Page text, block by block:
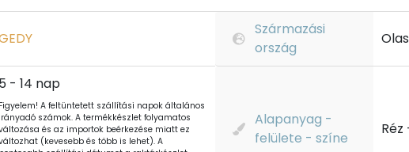
Származási
ország
5 - 14 nap
Figyelem! A feltüntetett szállítási napok általános
számok. A termékkészlet folyamatos
és az importok beérkezése miatt ez
(kevesebb és több is lehet). A
Alapanyag -
felülete - színe